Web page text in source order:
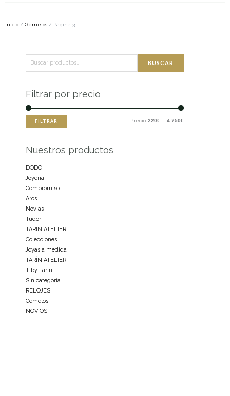
Inicio / Gemelos / Página 3
por:
BUSCAR
Filtrar por precio
FILTRAR Precio: 220€ — 4.750€
Nuestros productos
DODO
Joyeria
Compromiso
Aros
Novias
Tudor
TARIN ATELIER
Colecciones
Joyas a medida
TARÍN ATELIER
T by Tarín
Sin categoría
RELOJES
Gemelos
NOVIOS